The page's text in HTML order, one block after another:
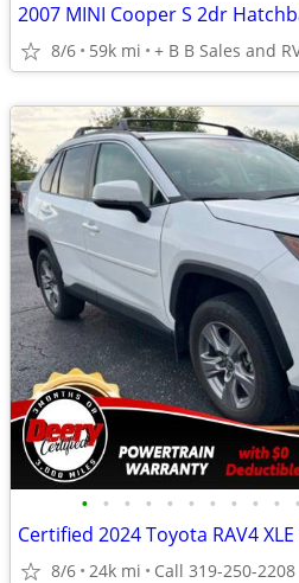
2007 MINI Cooper S 2dr
8/6 59k mi + B B Sales and
• • • • • • • • • • •
Certified 2024 Toyota RAV4 XLE
8/6 24k mi Call 319-250-2208